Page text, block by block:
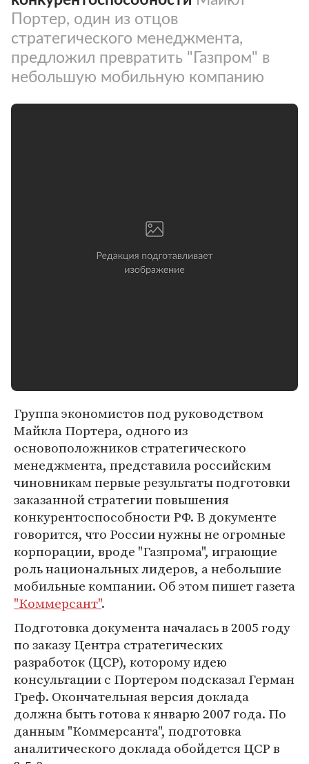
Портер, один из отцов
стратегического менеджмента,
предложил превратить "Газпром" в
небольшую мобильную компанию
Группа экономистов под руководством
Майкла Портера, одного из
основоположников стратегического
менеджмента, представила российским
чиновникам первые результаты подготовки
заказанной стратегии повышения
конкурентоспособности РФ. В документе
говорится, что России нужны не огромные
корпорации, вроде "Газпрома", играющие
роль национальных лидеров, а небольшие
мобильные компании. Об этом пишет газета
"Коммерсант".
Подготовка документа началась в 2005 году
по заказу Центра стратегических
разработок (ЦСР), которому идею
консультации с Портером подсказал Герман
Греф. Окончательная версия доклада
должна быть готова к январю 2007 года. По
данным "Коммерсанта", подготовка
аналитического доклада обойдется ЦСР в